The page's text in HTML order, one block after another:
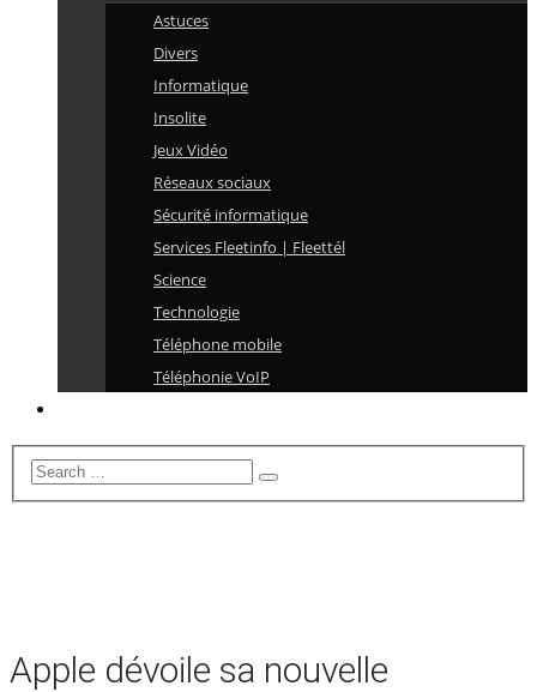
Astuces
Divers
Informatique
Insolite
Jeux Vidéo
Réseaux sociaux
Sécurité informatique
Services Fleetinfo | Fleettél
Science
Technologie
Téléphone mobile
Téléphonie VoIP
Apple dévoile sa nouvelle